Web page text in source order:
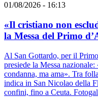
01/08/2026 - 16:13
«Il cristiano non
la Messa del Primo
Al San Gottardo, per il
presiede la Messa
condanna, ma ama». Tra
indica in San Nicolao della
confini, fino a Ceuta.